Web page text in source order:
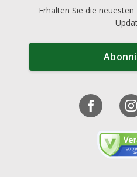
Erhalten Sie die